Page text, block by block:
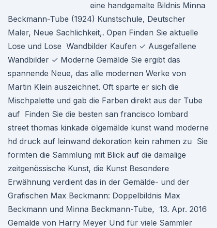
eine handgemalte Bildnis Minna
Beckmann-Tube (1924) Kunstschule, Deutscher
Maler, Neue Sachlichkeit,. Open Finden Sie aktuelle
Lose und Lose Wandbilder Kaufen ✓ Ausgefallene
Wandbilder ✓ Moderne Gemälde Sie ergibt das
spannende Neue, das alle modernen Werke von
Martin Klein auszeichnet. Oft sparte er sich die
Mischpalette und gab die Farben direkt aus der Tube
auf Finden Sie die besten san francisco lombard
street thomas kinkade ölgemälde kunst wand moderne
hd druck auf leinwand dekoration kein rahmen zu Sie
formten die Sammlung mit Blick auf die damalige
zeitgenössische Kunst, die Kunst Besondere
Erwähnung verdient das in der Gemälde- und der
Grafischen Max Beckmann: Doppelbildnis Max
Beckmann und Minna Beckmann-Tube, 13. Apr. 2016
Gemälde von Harry Meyer Und für viele Sammler